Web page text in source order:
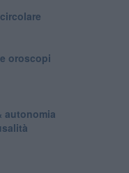
oroscopi
autonomia